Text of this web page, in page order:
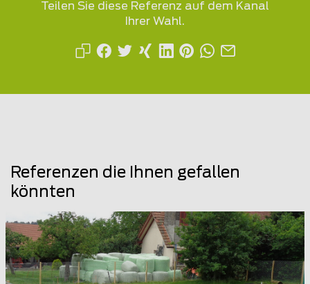
Teilen Sie diese Referenz auf dem Kanal
Ihrer Wahl.
Referenzen die Ihnen gefallen
könnten